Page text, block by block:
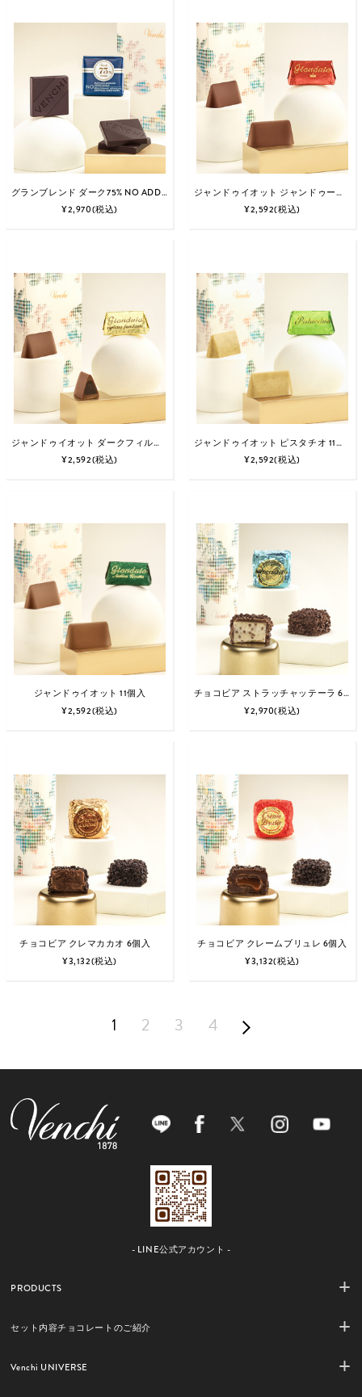
グランブレンド ダーク75% NO ADDED SUGAR 15個入
¥2,970(税込)
ジャンドゥイオット ジャンドゥーヤ VF 11個入
¥2,592(税込)
ジャンドゥイオット ダークフィルド 11個入
¥2,592(税込)
ジャンドゥイオット ピスタチオ 11個入
¥2,592(税込)
ジャンドゥイオット 11個入
¥2,592(税込)
チョコビア ストラッチャッテーラ 6個入
¥2,970(税込)
チョコビア クレマカカオ 6個入
¥3,132(税込)
チョコビア クレームブリュレ 6個入
¥3,132(税込)
1 2 3 4
- LINE公式アカウント -
PRODUCTS
セット内容チョコレートのご紹介
Venchi UNIVERSE